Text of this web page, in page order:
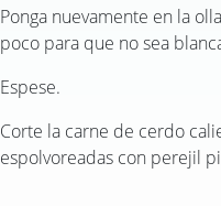
Ponga nuevamente en la
poco para que no sea
Espese.
Corte la carne de cerdo
espolvoreadas con perejil